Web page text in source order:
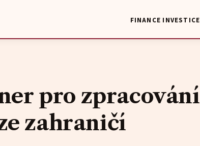
FINANCE INVESTICE
pro zpracování
zahraničí